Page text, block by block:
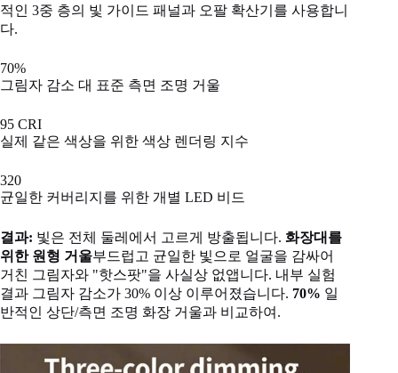
적인 3중 층의 빛 가이드 패널과 오팔 확산기를 사용합니
다.
70%
그림자 감소 대 표준 측면 조명 거울
95 CRI
실제 같은 색상을 위한 색상 렌더링 지수
320
균일한 커버리지를 위한 개별 LED 비드
결과: 빛은 전체 둘레에서 고르게 방출됩니다. 화장대를
위한 원형 거울부드럽고 균일한 빛으로 얼굴을 감싸어
거친 그림자와 "핫스팟"을 사실상 없앱니다. 내부 실험
결과 그림자 감소가 30% 이상 이루어졌습니다. 70% 일
반적인 상단/측면 조명 화장 거울과 비교하여.